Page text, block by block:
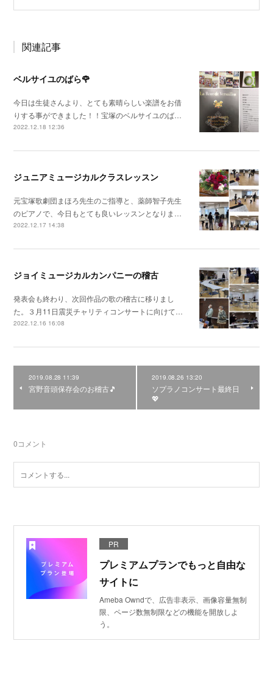
関連記事
ベルサイユのばら🌹
今日は生徒さんより、とても素晴らしい楽譜をお借
りする事ができました！！宝塚のベルサイユのば…
2022.12.18 12:36
ジュニアミュージカルクラスレッスン
元宝塚歌劇団まほろ先生のご指導と、薬師智子先生
のピアノで、今日もとても良いレッスンとなりま…
2022.12.17 14:38
ジョイミュージカルカンパニーの稽古
発表会も終わり、次回作品の歌の稽古に移りまし
た。３月11日震災チャリティコンサートに向けて…
2022.12.16 16:08
2019.08.28 11:39
宮野音頭保存会のお稽古🎵
2019.08.26 13:20
ソプラノコンサート最終日
💖
0コメント
PR
プレミアムプランでもっと自由な
サイトに
Ameba Owndで、広告非表示、画像容量無制
限、ページ数無制限などの機能を開放しよ
う。